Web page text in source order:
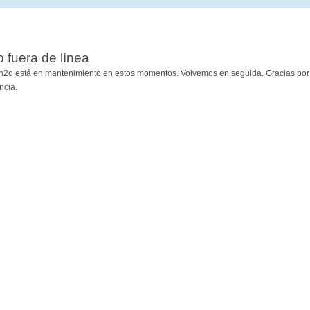
fuera de línea
está en mantenimiento en estos momentos. Volvemos en seguida. Gracias